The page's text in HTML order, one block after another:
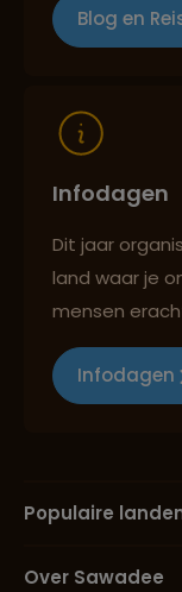
Blog en
Infodagen
Dit jaar
land waar je
mensen
Infodagen
Populaire
Over Sawadee